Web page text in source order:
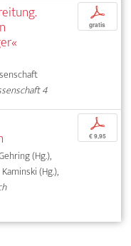
4
p
gratis
(Hg.),
(Hg.),
p
€ 9,95